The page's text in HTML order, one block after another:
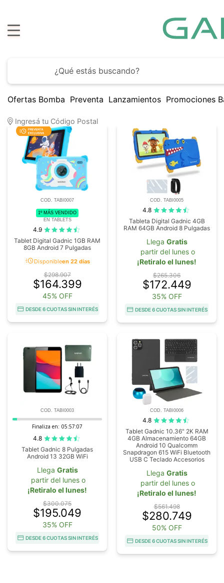
Ofertas Bomba Preventa Lanzamientos Promociones
Ingresá tu Código Postal
4
COD. TABI0007
1º MÁS VENDIDO
EN TABLETS
4.9
Tablet Digital Gadnic 1GB RAM
8GB Android 7 Pulgadas
acuteDisponibleen 22 días
$298.907
$164.399
45% OFF
DESDE 6 CUOTAS SIN INTERÉS
COD. TABI0005
4.8
Tableta Digital Gadnic 4GB
RAM 64GB Android 8 Pulgadas
Llega Gratis
partir del lunes o
¡Retiralo el lunes!
$265.306
$172.449
35% OFF
DESDE 6 CUOTAS SIN INTERÉS
COD. TABI0003
Finaliza en: 05:57:06
4.8
Tablet Gadnic 8 Pulgadas
Android 13 32GB WiFi
Llega Gratis
partir del lunes o
¡Retiralo el lunes!
$300.075
$195.049
35% OFF
DESDE 6 CUOTAS SIN INTERÉS
COD. TABI0006
4.8
Tablet Gadnic 10.36" 2K RAM
4GB Almacenamiento 64GB
Android 10 Qualcomm
Snapdragon 615 WiFi Bluetooth
USB C Teclado Accesorios
Llega Gratis
partir del lunes o
¡Retiralo el lunes!
$561.498
$280.749
50% OFF
DESDE 6 CUOTAS SIN INTERÉS